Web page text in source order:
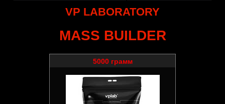
VP LABORATORY
MASS BUILDER
5000 грамм